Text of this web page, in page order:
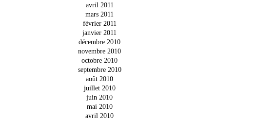
avril 2011
mars 2011
février 2011
janvier 2011
décembre 2010
novembre 2010
octobre 2010
septembre 2010
août 2010
juillet 2010
juin 2010
mai 2010
avril 2010